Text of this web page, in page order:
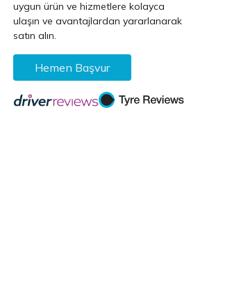
uygun ürün ve hizmetlere kolayca
ulaşın ve avantajlardan yararlanarak
satın alın.
Hemen Başvur